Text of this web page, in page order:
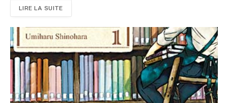
LIRE LA SUITE